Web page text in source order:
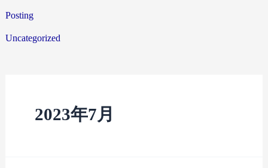
Posting
Uncategorized
2023年7月